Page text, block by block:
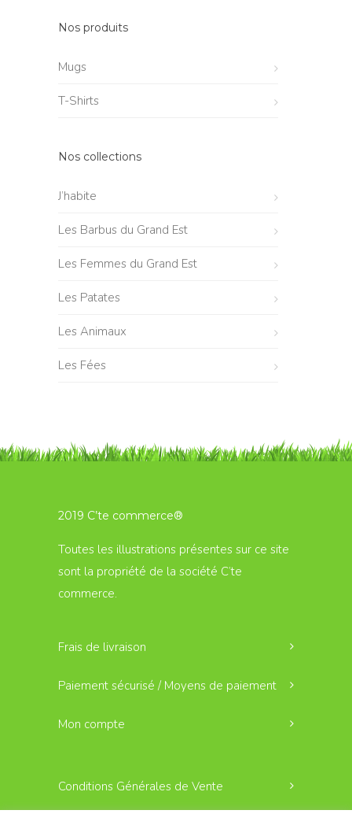
Nos produits
Mugs
T-Shirts
Nos collections
J’habite
Les Barbus du Grand Est
Les Femmes du Grand Est
Les Patates
Les Animaux
Les Fées
2019 C’te commerce®
Toutes les illustrations présentes sur ce site
sont la propriété de la société C’te
commerce.
Frais de livraison
Paiement sécurisé / Moyens de paiement
Mon compte
Conditions Générales de Vente